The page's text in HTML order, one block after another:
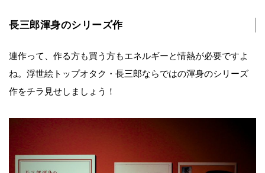
長三郎渾身のシリーズ作
連作って、作る方も買う方もエネルギーと情熱が必要ですよ
ね。浮世絵トップオタク・長三郎ならではの渾身のシリーズ
作をチラ見せしましょう！